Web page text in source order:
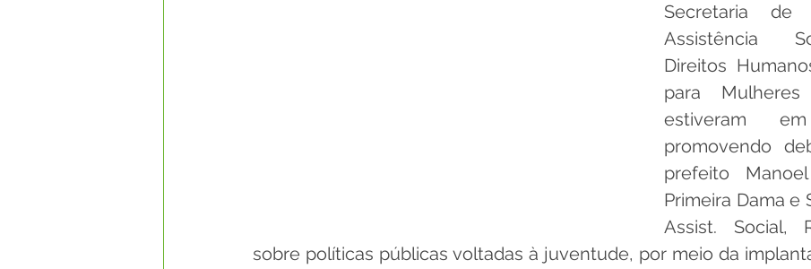
Secretaria de
Assistência
Direitos
para Mulheres
estiveram
promovendo
prefeito
Primeira Dama e
Assist. Social,
sobre políticas públicas voltadas à juventude, por meio da